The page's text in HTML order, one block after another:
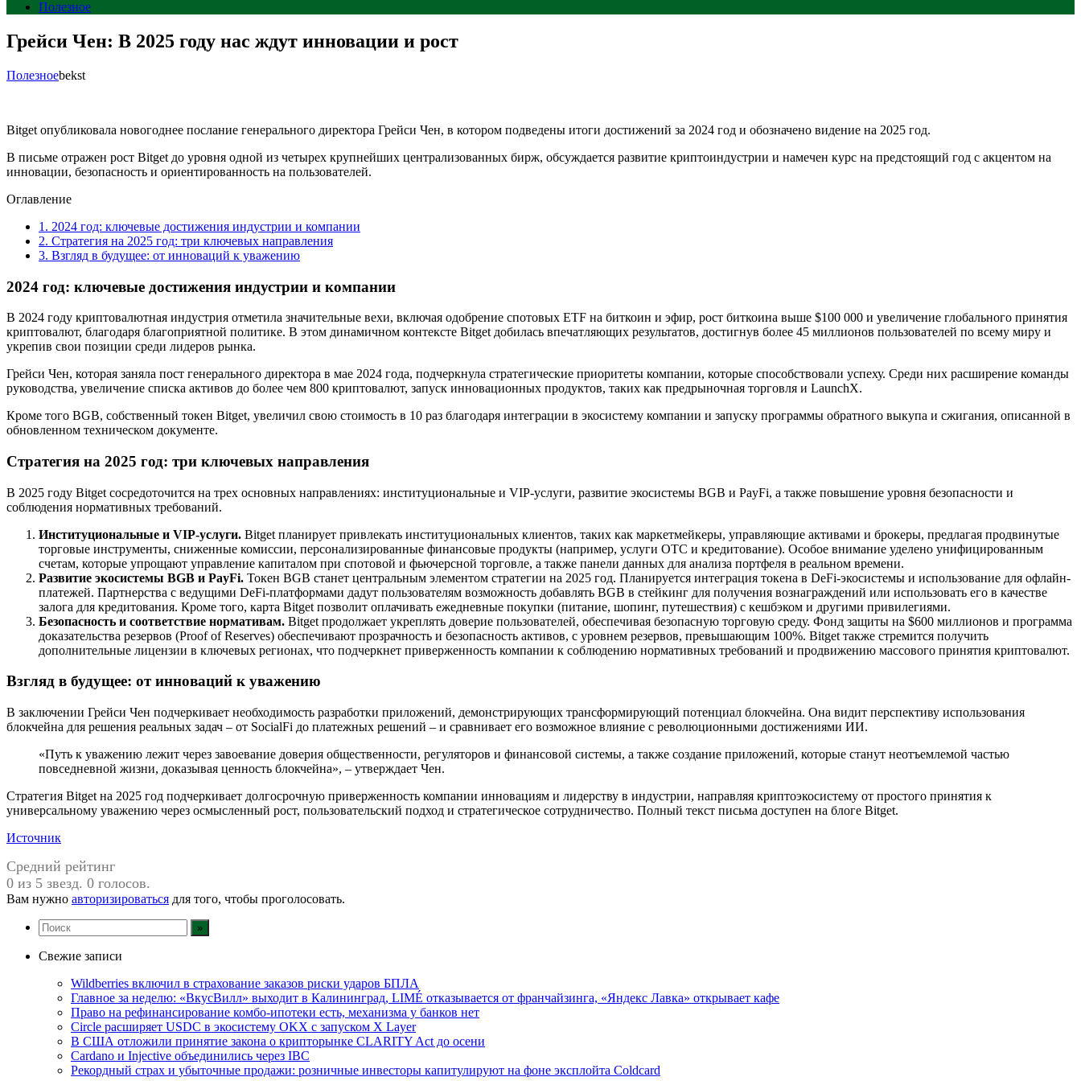
Полезное
Грейси Чен: В 2025 году нас ждут инновации и рост
Полезноеbekst
Bitget опубликовала новогоднее послание генерального директора Грейси Чен, в котором подведены итоги достижений за 2024 год и обозначено видение на 2025 год.
В письме отражен рост Bitget до уровня одной из четырех крупнейших централизованных бирж, обсуждается развитие криптоиндустрии и намечен курс на предстоящий год с акцентом на
инновации, безопасность и ориентированность на пользователей.
Оглавление
1. 2024 год: ключевые достижения индустрии и компании
2. Стратегия на 2025 год: три ключевых направления
3. Взгляд в будущее: от инноваций к уважению
2024 год: ключевые достижения индустрии и компании
В 2024 году криптовалютная индустрия отметила значительные вехи, включая одобрение спотовых ETF на биткоин и эфир, рост биткоина выше $100 000 и увеличение глобального принятия
криптовалют, благодаря благоприятной политике. В этом динамичном контексте Bitget добилась впечатляющих результатов, достигнув более 45 миллионов пользователей по всему миру и
укрепив свои позиции среди лидеров рынка.
Грейси Чен, которая заняла пост генерального директора в мае 2024 года, подчеркнула стратегические приоритеты компании, которые способствовали успеху. Среди них расширение команды
руководства, увеличение списка активов до более чем 800 криптовалют, запуск инновационных продуктов, таких как предрыночная торговля и LaunchX.
Кроме того BGB, собственный токен Bitget, увеличил свою стоимость в 10 раз благодаря интеграции в экосистему компании и запуску программы обратного выкупа и сжигания, описанной в
обновленном техническом документе.
Стратегия на 2025 год: три ключевых направления
В 2025 году Bitget сосредоточится на трех основных направлениях: институциональные и VIP-услуги, развитие экосистемы BGB и PayFi, а также повышение уровня безопасности и
соблюдения нормативных требований.
Институциональные и VIP-услуги. Bitget планирует привлекать институциональных клиентов, таких как маркетмейкеры, управляющие активами и брокеры, предлагая продвинутые
торговые инструменты, сниженные комиссии, персонализированные финансовые продукты (например, услуги OTC и кредитование). Особое внимание уделено унифицированным
счетам, которые упрощают управление капиталом при спотовой и фьючерсной торговле, а также панели данных для анализа портфеля в реальном времени.
Развитие экосистемы BGB и PayFi. Токен BGB станет центральным элементом стратегии на 2025 год. Планируется интеграция токена в DeFi-экосистемы и использование для офлайн-
платежей. Партнерства с ведущими DeFi-платформами дадут пользователям возможность добавлять BGB в стейкинг для получения вознаграждений или использовать его в качестве
залога для кредитования. Кроме того, карта Bitget позволит оплачивать ежедневные покупки (питание, шопинг, путешествия) с кешбэком и другими привилегиями.
Безопасность и соответствие нормативам. Bitget продолжает укреплять доверие пользователей, обеспечивая безопасную торговую среду. Фонд защиты на $600 миллионов и программа
доказательства резервов (Proof of Reserves) обеспечивают прозрачность и безопасность активов, с уровнем резервов, превышающим 100%. Bitget также стремится получить
дополнительные лицензии в ключевых регионах, что подчеркнет приверженность компании к соблюдению нормативных требований и продвижению массового принятия криптовалют.
Взгляд в будущее: от инноваций к уважению
В заключении Грейси Чен подчеркивает необходимость разработки приложений, демонстрирующих трансформирующий потенциал блокчейна. Она видит перспективу использования
блокчейна для решения реальных задач – от SocialFi до платежных решений – и сравнивает его возможное влияние с революционными достижениями ИИ.
«Путь к уважению лежит через завоевание доверия общественности, регуляторов и финансовой системы, а также создание приложений, которые станут неотъемлемой частью
повседневной жизни, доказывая ценность блокчейна», – утверждает Чен.
Стратегия Bitget на 2025 год подчеркивает долгосрочную приверженность компании инновациям и лидерству в индустрии, направляя криптоэкосистему от простого принятия к
универсальному уважению через осмысленный рост, пользовательский подход и стратегическое сотрудничество. Полный текст письма доступен на блоге Bitget.
Источник
Средний рейтинг
0 из 5 звезд. 0 голосов.
Вам нужно авторизироваться для того, чтобы проголосовать.
Свежие записи
Wildberries включил в страхование заказов риски ударов БПЛА
Главное за неделю: «ВкусВилл» выходит в Калининград, LIMÉ отказывается от франчайзинга, «Яндекс Лавка» открывает кафе
Право на рефинансирование комбо-ипотеки есть, механизма у банков нет
Circle расширяет USDC в экосистему OKX с запуском X Layer
В США отложили принятие закона о крипторынке CLARITY Act до осени
Cardano и Injective объединились через IBC
Рекордный страх и убыточные продажи: розничные инвесторы капитулируют на фоне эксплойта Coldcard